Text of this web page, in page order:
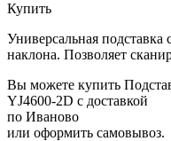
Купить
Универсальная подставка
наклона. Позволяет
Вы можете купить
YJ4600-2D с доставкой
по Иваново
или оформить самовывоз.